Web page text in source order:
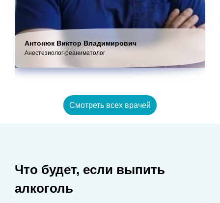
Антонюк Виктор Владимирович
Анестезиолог-реаниматолог
Смотреть всех врачей
Что будет, если выпить
алкоголь